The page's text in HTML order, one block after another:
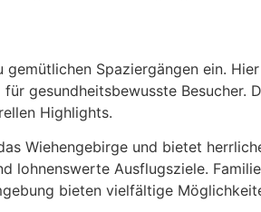
Spaziergängen ein.
gesundheitsbewusste
Highlights.
Wiehengebirge und bietet
lohnenswerte Ausflugsziele.
bieten vielfältige